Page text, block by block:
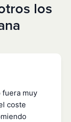
los
fuera muy
coste